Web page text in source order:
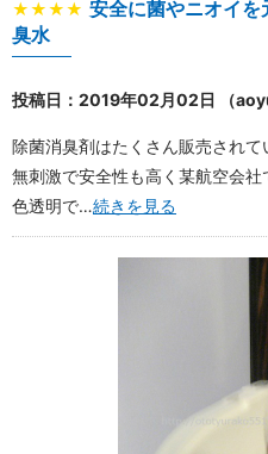
★★★★ 安全に菌やニオイ
臭水
投稿日：2019年02月02日 （
除菌消臭剤はたくさん販売され
無刺激で安全性も高く某航空会
色透明で…続きを見る